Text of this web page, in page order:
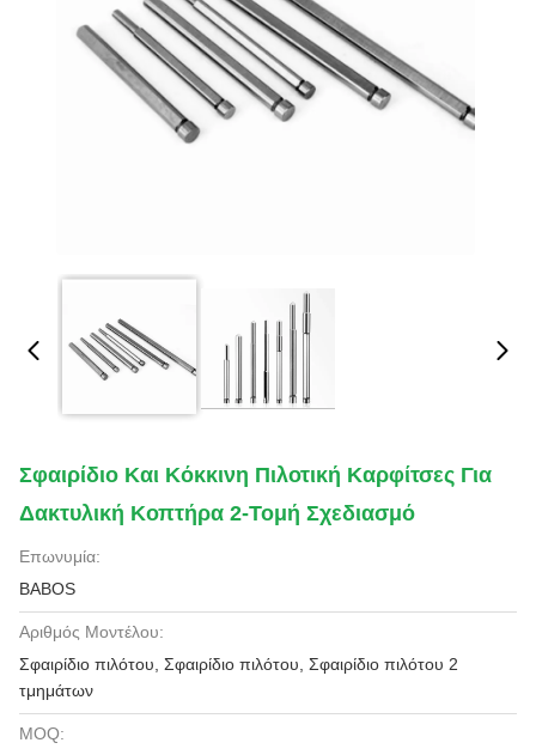
Σφαιρίδιο Και Κόκκινη Πιλοτική Καρφίτσες Για
Δακτυλική Κοπτήρα 2-Τομή Σχεδιασμό
Επωνυμία:
BABOS
Αριθμός Μοντέλου:
Σφαιρίδιο πιλότου, Σφαιρίδιο πιλότου, Σφαιρίδιο πιλότου 2
τμημάτων
MOQ: